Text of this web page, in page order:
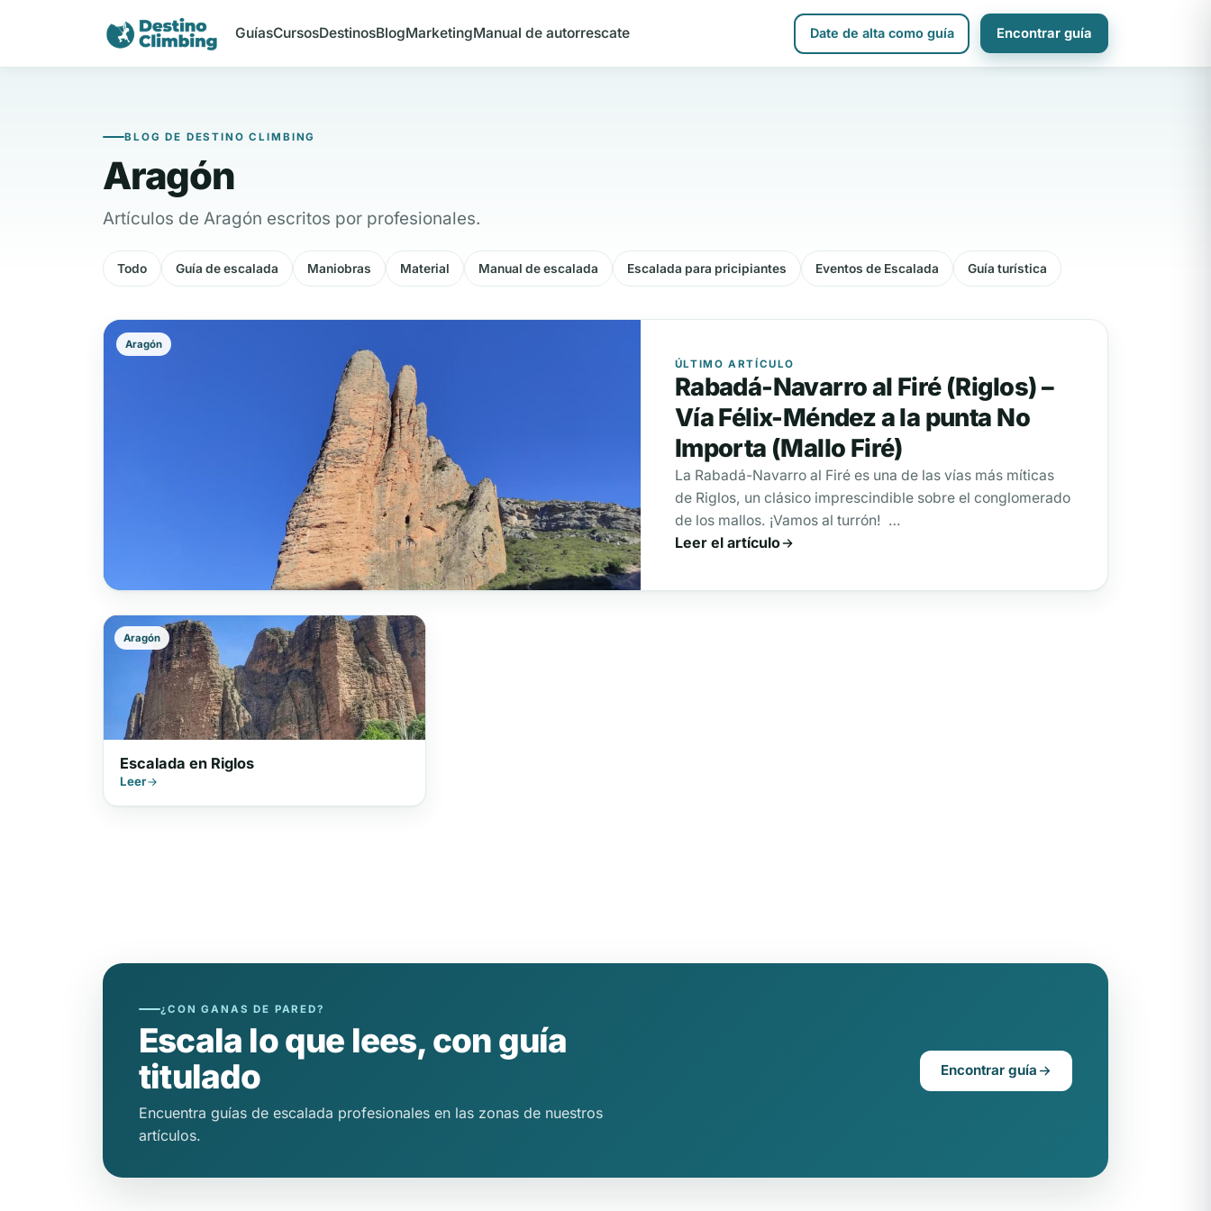
GuíasCursosDestinosBlogMarketingManual de autorrescate Date de alta como guía Encontrar guía
BLOG DE DESTINO CLIMBING
Aragón
Artículos de Aragón escritos por profesionales.
Todo Guía de escalada Maniobras Material Manual de escalada Escalada para pricipiantes Eventos de Escalada Guía turística
Aragón
ÚLTIMO ARTÍCULO
Rabadá-Navarro al Firé (Riglos) –
Vía Félix-Méndez a la punta No
Importa (Mallo Firé)
La Rabadá-Navarro al Firé es una de las vías más míticas
de Riglos, un clásico imprescindible sobre el conglomerado
de los mallos. ¡Vamos al turrón! …
Leer el artículo
Aragón
Escalada en Riglos
Leer
¿CON GANAS DE PARED?
Escala lo que lees, con guía
titulado
Encuentra guías de escalada profesionales en las zonas de nuestros
artículos.
Encontrar guía